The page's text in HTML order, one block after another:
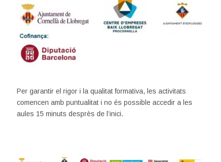
Per garantir el rigor i la qualitat formativa, les activitats
comencen amb puntualitat i no és possible accedir a les
aules 15 minuts desprès de l’inici.